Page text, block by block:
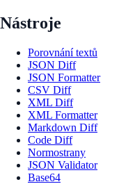
Nástroje
Porovnání textů
JSON Diff
JSON Formatter
CSV Diff
XML Diff
XML Formatter
Markdown Diff
Code Diff
Normostrany
JSON Validator
Base64